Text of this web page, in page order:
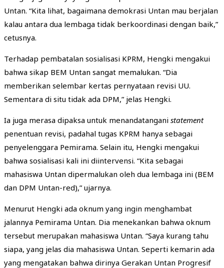
Untan. “Kita lihat, bagaimana demokrasi Untan mau berjalan
kalau antara dua lembaga tidak berkoordinasi dengan baik,”
cetusnya.
Terhadap pembatalan sosialisasi KPRM, Hengki mengakui
bahwa sikap BEM Untan sangat memalukan. “Dia
memberikan selembar kertas pernyataan revisi UU.
Sementara di situ tidak ada DPM,” jelas Hengki.
Ia juga merasa dipaksa untuk menandatangani statement
penentuan revisi, padahal tugas KPRM hanya sebagai
penyelenggara Pemirama. Selain itu, Hengki mengakui
bahwa sosialisasi kali ini diintervensi. “Kita sebagai
mahasiswa Untan dipermalukan oleh dua lembaga ini (BEM
dan DPM Untan-red),” ujarnya.
Menurut Hengki ada oknum yang ingin menghambat
jalannya Pemirama Untan. Dia menekankan bahwa oknum
tersebut merupakan mahasiswa Untan. “Saya kurang tahu
siapa, yang jelas dia mahasiswa Untan. Seperti kemarin ada
yang mengatakan bahwa dirinya Gerakan Untan Progresif